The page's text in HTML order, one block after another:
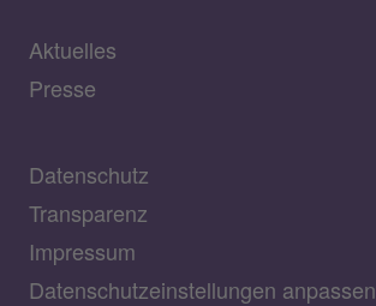
Aktuelles
Presse
Datenschutz
Transparenz
Impressum
Datenschutzeinstellungen anpassen